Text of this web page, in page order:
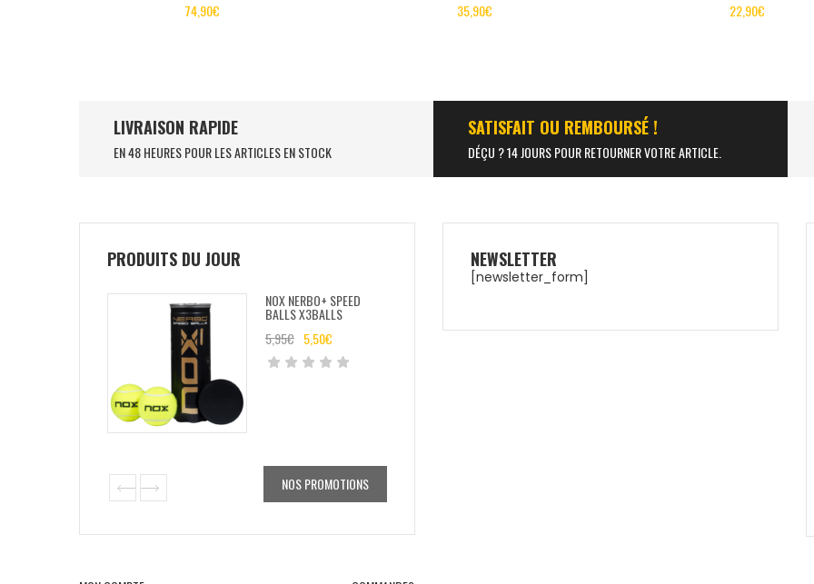
74,90€
35,90€
22,90€
LIVRAISON RAPIDE
EN 48 HEURES POUR LES ARTICLES EN STOCK
SATISFAIT OU REMBOURSÉ !
DÉÇU ? 14 JOURS POUR RETOURNER VOTRE ARTICLE.
PRODUITS DU JOUR
NOX NERBO+ SPEED
BALLS X3BALLS
5,95€ 5,50€
NOS PROMOTIONS
NEWSLETTER
[newsletter_form]